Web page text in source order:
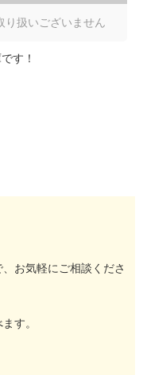
り扱いございません
す！
お気軽にご相談くださ
す。